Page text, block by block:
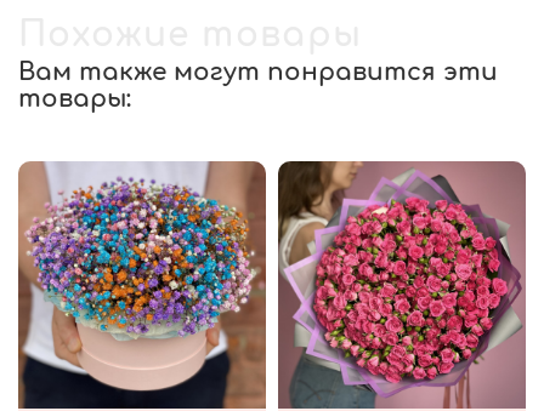
Вам также могут понравится эти
товары: